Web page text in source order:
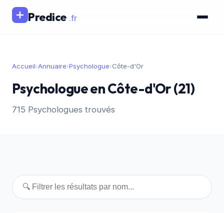
Predice .fr
Accueil›Annuaire›Psychologue›Côte-d'Or
Psychologue en Côte-d'Or (21)
715 Psychologues trouvés